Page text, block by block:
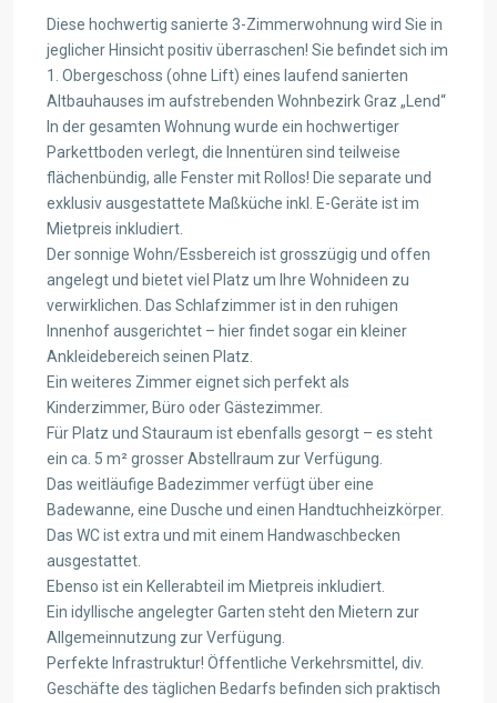
Diese hochwertig sanierte 3-Zimmerwohnung wird Sie in
jeglicher Hinsicht positiv überraschen! Sie befindet sich im
1. Obergeschoss (ohne Lift) eines laufend sanierten
Altbauhauses im aufstrebenden Wohnbezirk Graz „Lend“
In der gesamten Wohnung wurde ein hochwertiger
Parkettboden verlegt, die Innentüren sind teilweise
flächenbündig, alle Fenster mit Rollos! Die separate und
exklusiv ausgestattete Maßküche inkl. E-Geräte ist im
Mietpreis inkludiert.
Der sonnige Wohn/Essbereich ist grosszügig und offen
angelegt und bietet viel Platz um Ihre Wohnideen zu
verwirklichen. Das Schlafzimmer ist in den ruhigen
Innenhof ausgerichtet – hier findet sogar ein kleiner
Ankleidebereich seinen Platz.
Ein weiteres Zimmer eignet sich perfekt als
Kinderzimmer, Büro oder Gästezimmer.
Für Platz und Stauraum ist ebenfalls gesorgt – es steht
ein ca. 5 m² grosser Abstellraum zur Verfügung.
Das weitläufige Badezimmer verfügt über eine
Badewanne, eine Dusche und einen Handtuchheizkörper.
Das WC ist extra und mit einem Handwaschbecken
ausgestattet.
Ebenso ist ein Kellerabteil im Mietpreis inkludiert.
Ein idyllische angelegter Garten steht den Mietern zur
Allgemeinnutzung zur Verfügung.
Perfekte Infrastruktur! Öffentliche Verkehrsmittel, div.
Geschäfte des täglichen Bedarfs befinden sich praktisch